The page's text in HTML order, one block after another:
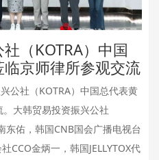
（KOTRA）中国
京师律所参观交流
公社（KOTRA）中国总代表黄
大韩贸易投资振兴公社
东佑，韩国CNB国会广播电视台
CCO金炳一，韩国JELLYTOX代